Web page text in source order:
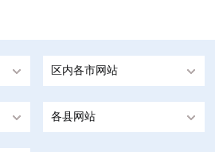
区内各市网站
各县网站